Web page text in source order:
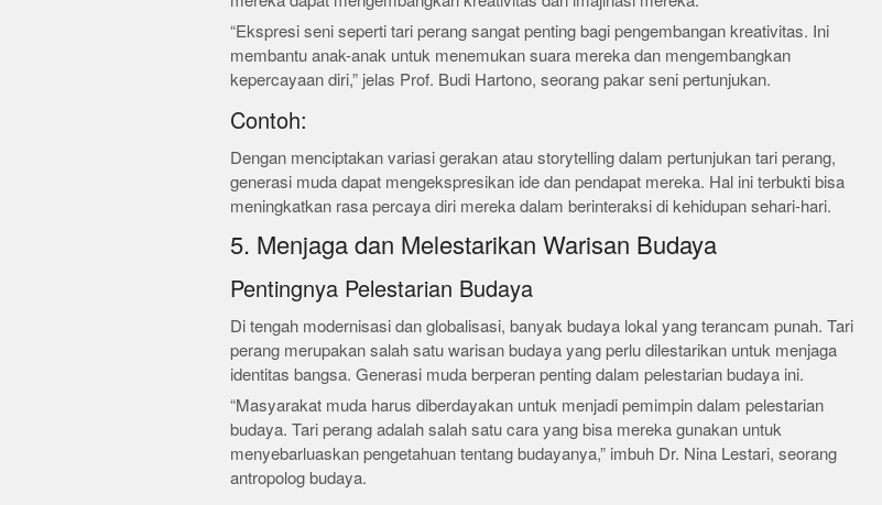
“Ekspresi seni seperti tari perang sangat penting bagi pengembangan kreativitas. Ini
membantu anak-anak untuk menemukan suara mereka dan mengembangkan
kepercayaan diri,” jelas Prof. Budi Hartono, seorang pakar seni pertunjukan.
Contoh:
Dengan menciptakan variasi gerakan atau storytelling dalam pertunjukan tari perang,
generasi muda dapat mengekspresikan ide dan pendapat mereka. Hal ini terbukti bisa
meningkatkan rasa percaya diri mereka dalam berinteraksi di kehidupan sehari-hari.
5. Menjaga dan Melestarikan Warisan Budaya
Pentingnya Pelestarian Budaya
Di tengah modernisasi dan globalisasi, banyak budaya lokal yang terancam punah. Tari
perang merupakan salah satu warisan budaya yang perlu dilestarikan untuk menjaga
identitas bangsa. Generasi muda berperan penting dalam pelestarian budaya ini.
“Masyarakat muda harus diberdayakan untuk menjadi pemimpin dalam pelestarian
budaya. Tari perang adalah salah satu cara yang bisa mereka gunakan untuk
menyebarluaskan pengetahuan tentang budayanya,” imbuh Dr. Nina Lestari, seorang
antropolog budaya.